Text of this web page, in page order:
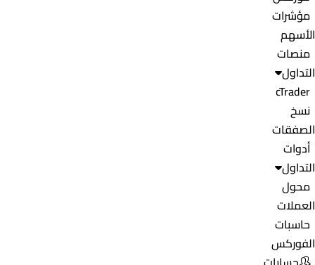
مؤشرات
الأسهم
منصات
التداول
cTrader
نسخ
الصفقات
أدوات
التداول
محول
العملات
حاسبات
الفوركس